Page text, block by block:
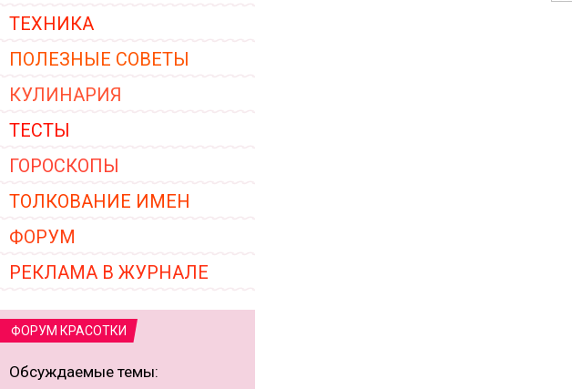
ТЕХНИКА
ПОЛЕЗНЫЕ СОВЕТЫ
КУЛИНАРИЯ
ТЕСТЫ
ГОРОСКОПЫ
ТОЛКОВАНИЕ ИМЕН
ФОРУМ
РЕКЛАМА В ЖУРНАЛЕ
ФОРУМ КРАСОТКИ
Обсуждаемые темы: